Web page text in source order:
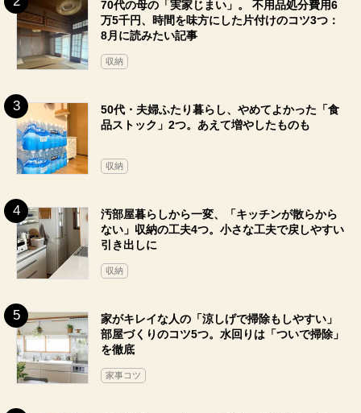
70代の母の「実家じまい」。 不用品処分費用6
万5千円、時間を味方にした片付けのコツ3つ：
8月に読みたい記事
収納
50代・夫婦ふたり暮らし、やめてよかった「食
品ストック」2つ。あえて増やしたものも
収納
汚部屋暮らしから一変、「キッチンが散らから
ない」収納の工夫4つ。小さな工夫で戻しやすい
引き出しに
収納
家がキレイな人の「涼しげで掃除もしやすい」
部屋づくりのコツ5つ。水回りは「ついで掃除」
を徹底
家事コツ